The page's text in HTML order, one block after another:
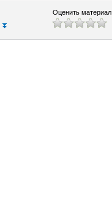
Оценить материал